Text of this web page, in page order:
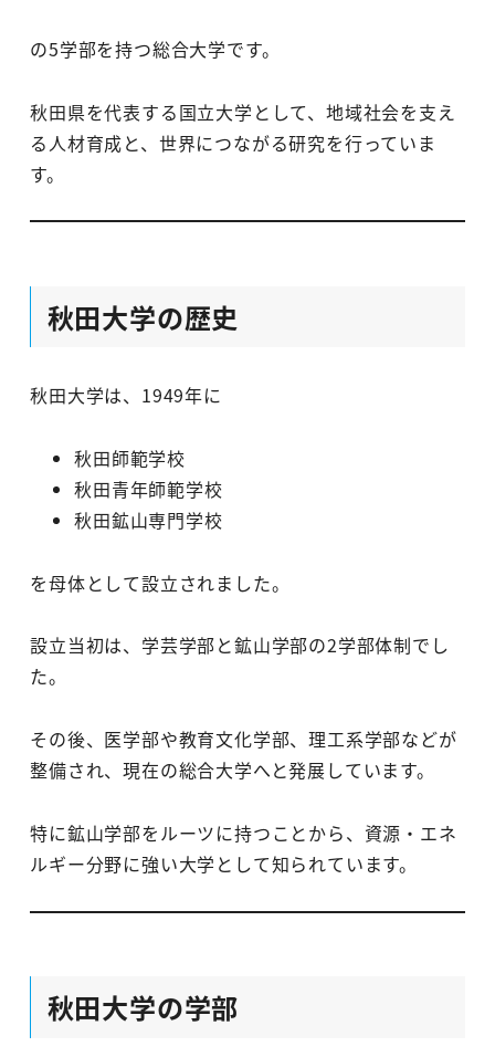
の5学部を持つ総合大学です。
秋田県を代表する国立大学として、地域社会を支え
る人材育成と、世界につながる研究を行っていま
す。
秋田大学の歴史
秋田大学は、1949年に
秋田師範学校
秋田青年師範学校
秋田鉱山専門学校
を母体として設立されました。
設立当初は、学芸学部と鉱山学部の2学部体制でし
た。
その後、医学部や教育文化学部、理工系学部などが
整備され、現在の総合大学へと発展しています。
特に鉱山学部をルーツに持つことから、資源・エネ
ルギー分野に強い大学として知られています。
秋田大学の学部